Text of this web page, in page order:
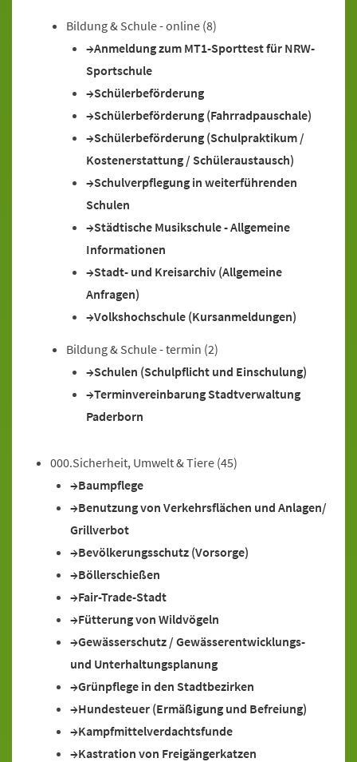
Bildung & Schule - online (8)
Anmeldung zum MT1-Sporttest für NRW-
Sportschule
Schülerbeförderung
Schülerbeförderung (Fahrradpauschale)
Schülerbeförderung (Schulpraktikum /
Kostenerstattung / Schüleraustausch)
Schulverpflegung in weiterführenden
Schulen
Städtische Musikschule - Allgemeine
Informationen
Stadt- und Kreisarchiv (Allgemeine
Anfragen)
Volkshochschule (Kursanmeldungen)
Bildung & Schule - termin (2)
Schulen (Schulpflicht und Einschulung)
Terminvereinbarung Stadtverwaltung
Paderborn
000.Sicherheit, Umwelt & Tiere (45)
Baumpflege
Benutzung von Verkehrsflächen und Anlagen/
Grillverbot
Bevölkerungsschutz (Vorsorge)
Böllerschießen
Fair-Trade-Stadt
Fütterung von Wildvögeln
Gewässerschutz / Gewässerentwicklungs-
und Unterhaltungsplanung
Grünpflege in den Stadtbezirken
Hundesteuer (Ermäßigung und Befreiung)
Kampfmittelverdachtsfunde
Kastration von Freigängerkatzen